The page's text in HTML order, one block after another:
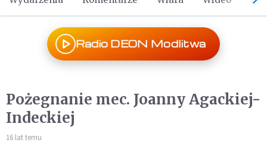
Radio DEON Modlitwa
Pożegnanie mec. Joanny Agackiej-
Indeckiej
16 lat temu